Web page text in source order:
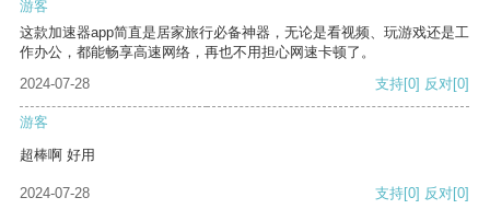
游客
这款加速器app简直是居家旅行必备神器，无论是看视频、玩游戏还是工
作办公，都能畅享高速网络，再也不用担心网速卡顿了。
2024-07-28
支持[0] 反对[0]
游客
超棒啊 好用
2024-07-28 支持[0] 反对[0]